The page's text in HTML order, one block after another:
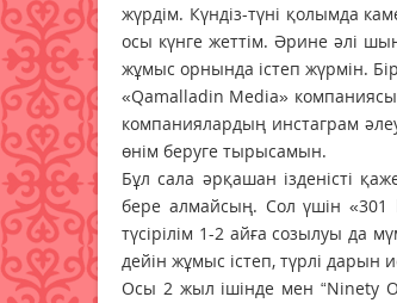
жүрдім. Күндіз-түні қолымда
осы күнге жеттім. Әрине әлі
жұмыс орнында істеп жүрмін.
«Qamalladin Media»
компаниялардың инстаграм
өнім беруге тырысамын.
Бұл сала әрқашан ізденісті
бере алмайсың. Сол үшін «301
түсірілім 1-2 айға созылуы да
дейін жұмыс істеп, түрлі дарын
Осы 2 жыл ішінде мен “Ninety